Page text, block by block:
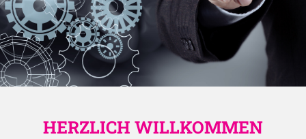
HERZLICH WILLKOMMEN